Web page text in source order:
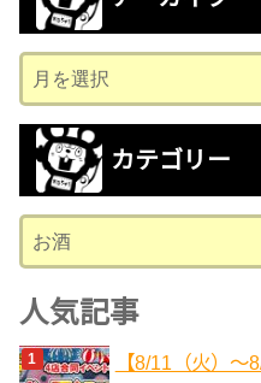
ー
カ
ブ
カテゴリー
テ
ゴ
リ
ー
人気記事
【8/11（火）～